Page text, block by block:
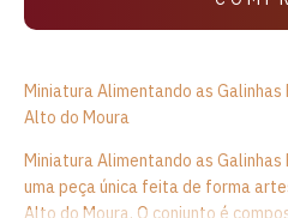
Miniatura Alimentando as
Alto do Moura
Miniatura Alimentando as
uma peça única feita de forma
Alto do Moura. O conjunto é